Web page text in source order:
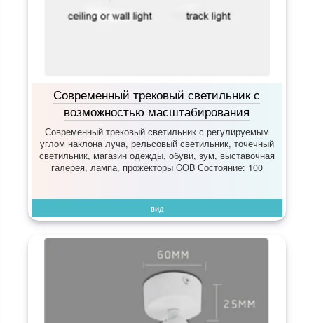
Современный трековый светильник с
возможностью масштабирования
Современный трековый светильник с регулируемым
углом наклона луча, рельсовый светильник, точечный
светильник, магазин одежды, обуви, зум, выставочная
галерея, лампа, прожекторы COB Состояние: 100
вид